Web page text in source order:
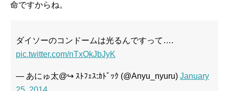
命ですからね。
ダイソーのコンドームは光るんですって….
pic.twitter.com/nTxOkJbJyK
— あにゅ太@↪︎ ｽﾄﾌｪｽ:ｶﾄﾞｯｸ (@Anyu_nyuru) January